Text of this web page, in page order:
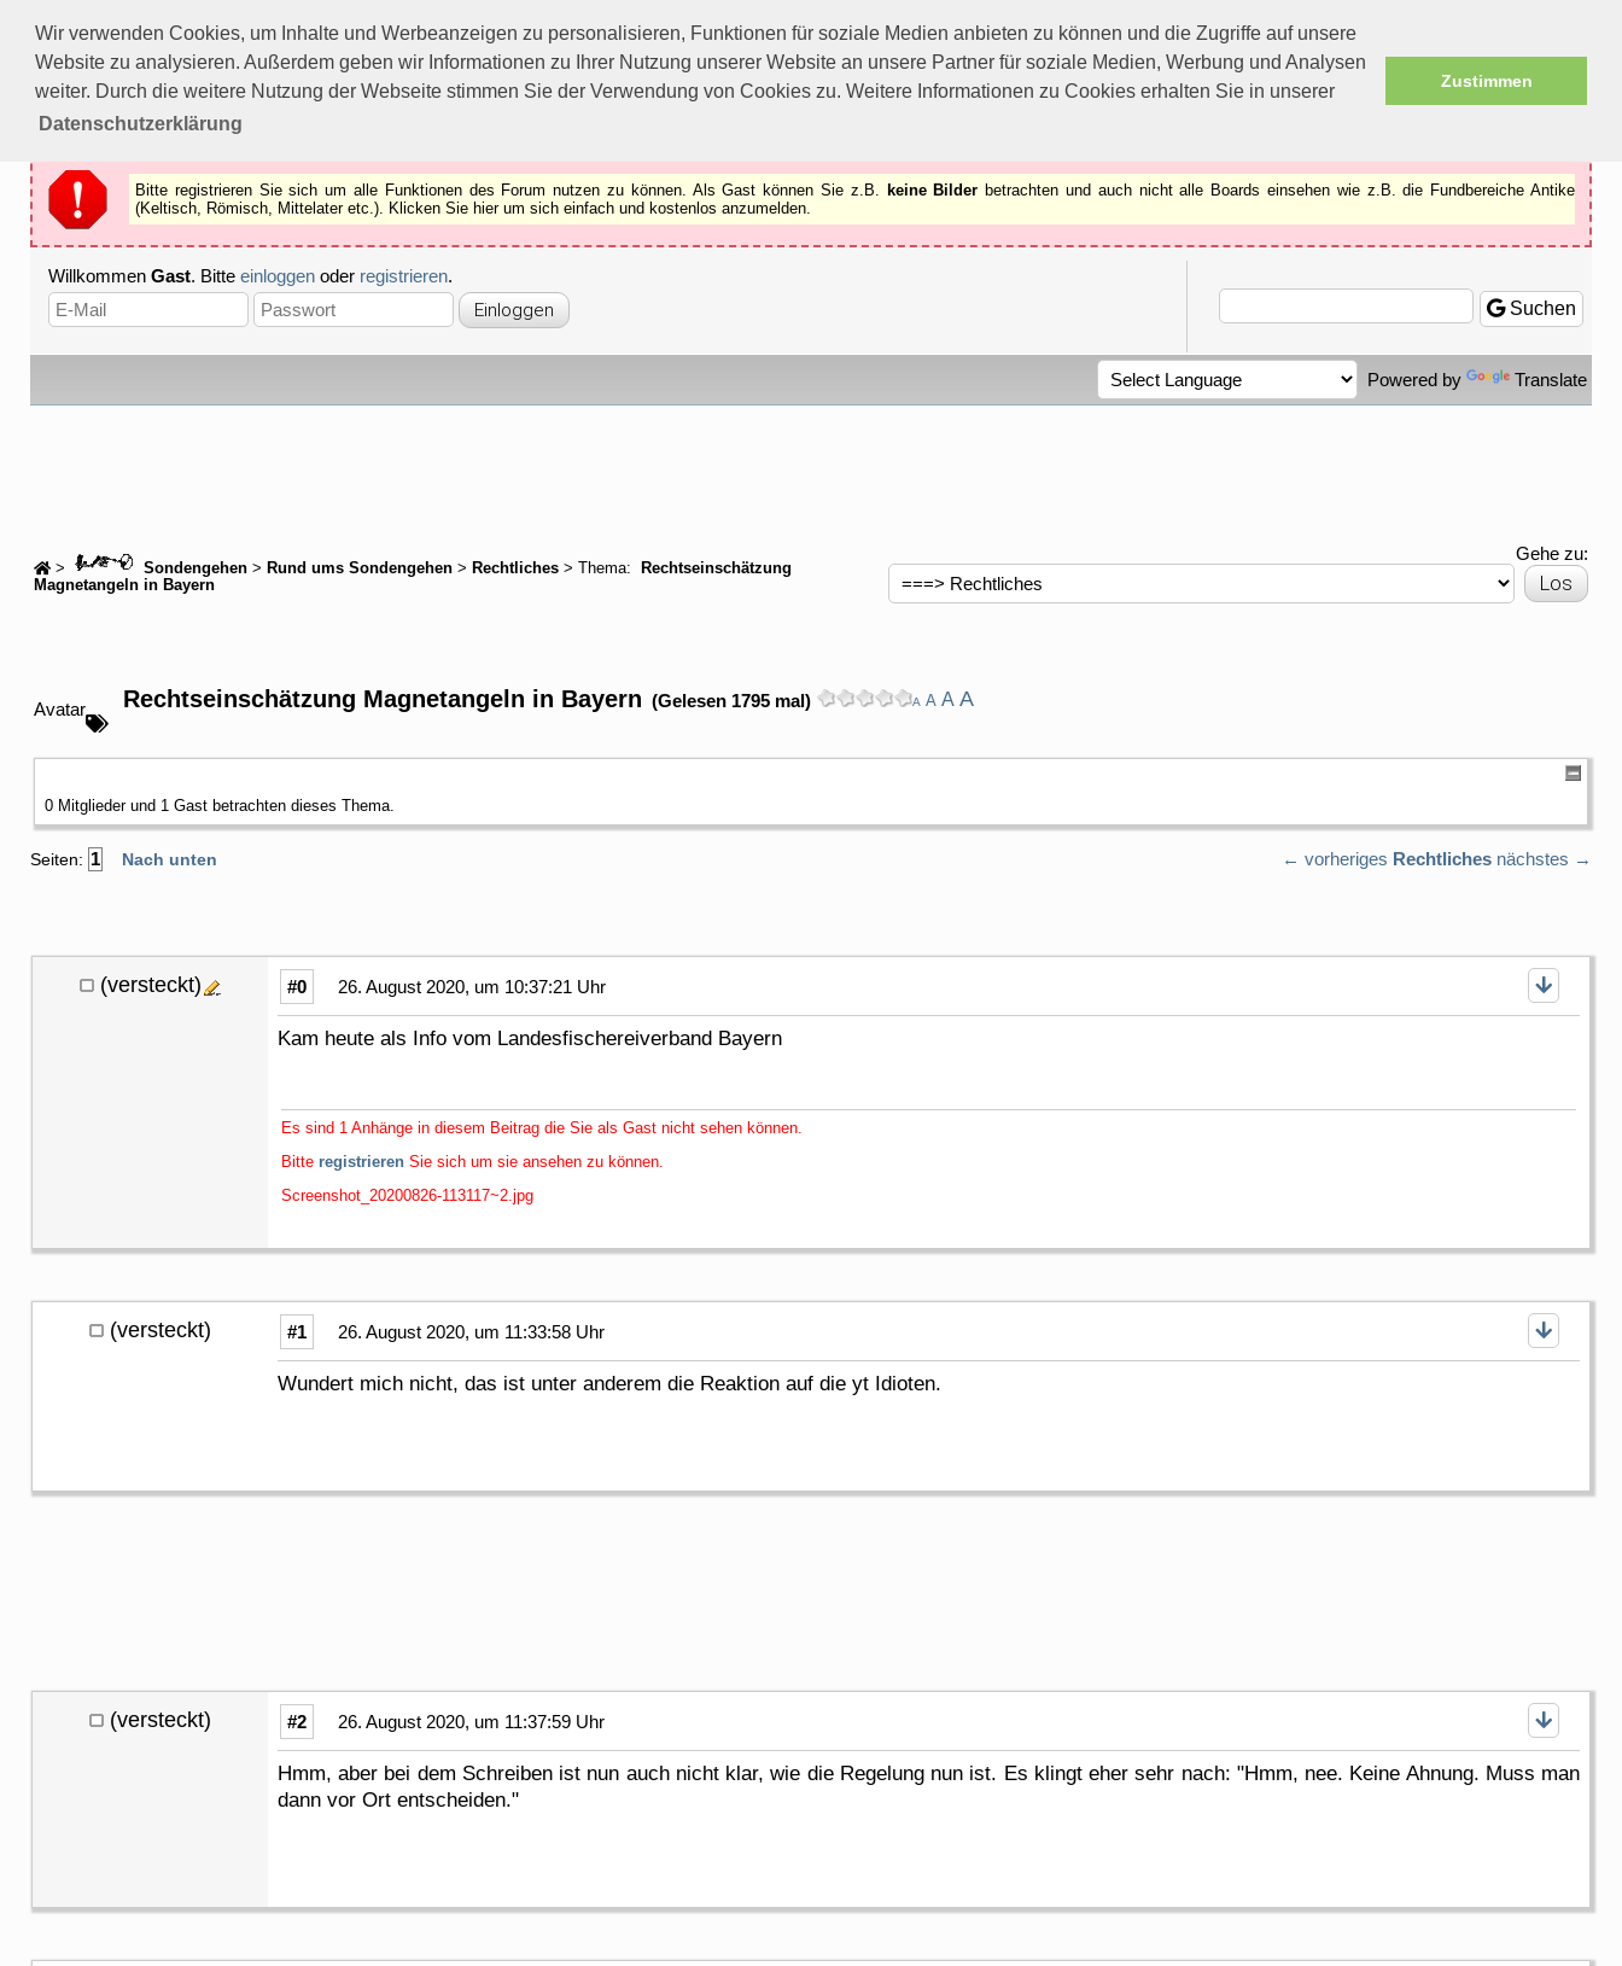
Wir verwenden Cookies, um Inhalte und Werbeanzeigen zu personalisieren, Funktionen für soziale Medien anbieten zu können und die Zugriffe auf unsere
Website zu analysieren. Außerdem geben wir Informationen zu Ihrer Nutzung unserer Website an unsere Partner für soziale Medien, Werbung und Analysen
weiter. Durch die weitere Nutzung der Webseite stimmen Sie der Verwendung von Cookies zu. Weitere Informationen zu Cookies erhalten Sie in unserer
Datenschutzerklärung
Zustimmen
Bitte registrieren Sie sich um alle Funktionen des Forums nutzen zu können.
Als Gast können Sie z.B.keine Bilderbetrachten.
Registrieren
Schliessen
Bitte registrieren Sie sich um alle Funktionen des Forum nutzen zu können. Als Gast können Sie z.B. keine Bilder betrachten und auch nicht alle Boards einsehen wie z.B. die Fundbereiche Antike
(Keltisch, Römisch, Mittelater etc.). Klicken Sie hier um sich einfach und kostenlos anzumelden.
Willkommen Gast. Bitte einloggen oder registrieren.
Suchen
Powered by Translate
> Sondengehen > Rund ums Sondengehen > Rechtliches > Thema:
Rechtseinschätzung
Magnetangeln in Bayern
Gehe zu:
Avatar Rechtseinschätzung Magnetangeln in Bayern (Gelesen 1795 mal) A A A A
0 Mitglieder und 1 Gast betrachten dieses Thema.
Seiten: 1 Nach unten ← vorheriges Rechtliches nächstes →
(versteckt) #0 26. August 2020, um 10:37:21 Uhr
Kam heute als Info vom Landesfischereiverband Bayern
Es sind 1 Anhänge in diesem Beitrag die Sie als Gast nicht sehen können.
Bitte registrieren Sie sich um sie ansehen zu können.
Screenshot_20200826-113117~2.jpg
(versteckt) #1 26. August 2020, um 11:33:58 Uhr
Wundert mich nicht, das ist unter anderem die Reaktion auf die yt Idioten.
(versteckt) #2 26. August 2020, um 11:37:59 Uhr
Hmm, aber bei dem Schreiben ist nun auch nicht klar, wie die Regelung nun ist. Es klingt eher sehr nach: "Hmm, nee. Keine Ahnung. Muss man
dann vor Ort entscheiden."